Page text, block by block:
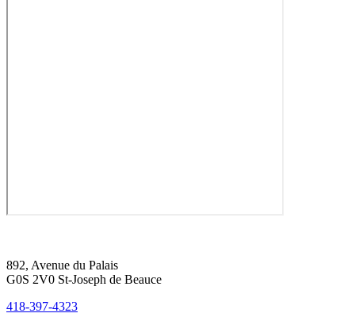
892, Avenue du Palais
G0S 2V0 St-Joseph de Beauce
418-397-4323